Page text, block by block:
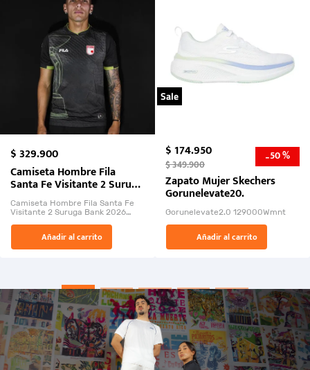
$329.900
Camiseta Hombre Fila
Santa Fe Visitante 2 Suruga
Bank 2026
Camiseta Hombre Fila Santa Fe
Visitante 2 Suruga Bank 2026
El Rugido del Sol Naciente:
“Primeros para la Et...
Añadir al carrito
Sale
$174.950
$349.900 -50 %
Zapato Mujer Skechers
Gorunelevate20.
Gorunelevate2.0 129000Wmnt
Añadir al carrito